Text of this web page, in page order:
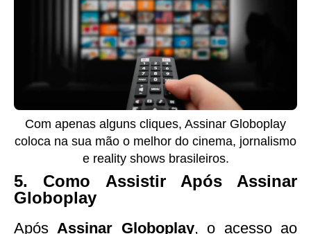
Com apenas alguns cliques, Assinar Globoplay
coloca na sua mão o melhor do cinema, jornalismo
e reality shows brasileiros.
5. Como Assistir Após Assinar
Globoplay
ApósAssinar Globoplay, o acesso ao